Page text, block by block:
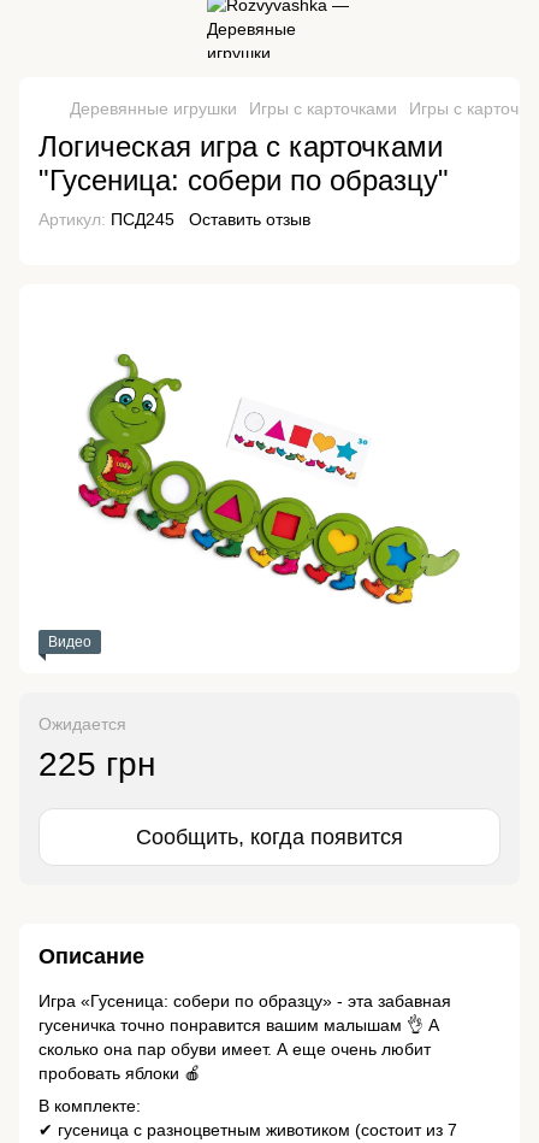
Деревянные игрушки Игры с карточками Игры с
Логическая игра с карточками
"Гусеница: собери по образцу"
Артикул: ПСД245 Оставить отзыв
Видео
Ожидается
225 грн
Сообщить, когда появится
Описание
Игра «Гусеница: собери по образцу» - эта забавная
гусеничка точно понравится вашим малышам 👌 А
сколько она пар обуви имеет. А еще очень любит
пробовать яблоки 🍎
В комплекте:
✔ гусеница с разноцветным животиком (состоит из 7